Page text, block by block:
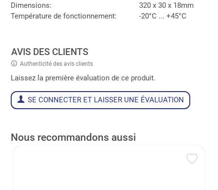
Dimensions:
320 x 30 x 18mm
Température de fonctionnement:
-20°C ... +45°C
AVIS DES CLIENTS
Authenticité des avis clients
Laissez la première évaluation de ce produit.
SE CONNECTER ET LAISSER UNE ÉVALUATION
Nous recommandons aussi